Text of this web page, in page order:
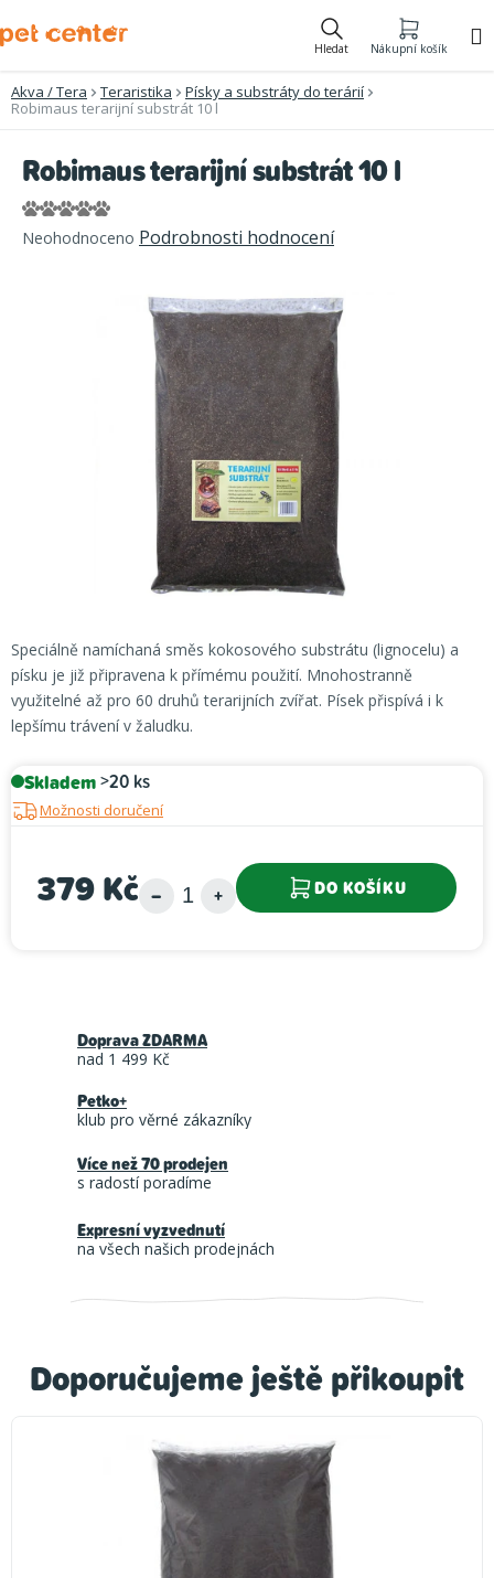
na
Hledat Nákupní košík
Akva / Tera Teraristika
Písky a substráty do terárií
Robimaus terarijní substrát 10 l
Speciálně namíchaná směs kokosového substrátu (lignocelu) a
písku je již připravena k přímému použití. Mnohostranně
využitelné až pro 60 druhů terarijních zvířat. Písek přispívá i k
lepšímu trávení v žaludku.
Skladem>20 ks
Možnosti doručení
379 Kč DO KOŠÍKU
Robimaus terarijní substrát 10 l
Průměrné
hodnocení
Neohodnoceno Podrobnosti hodnocení
Doporučujeme ještě přikoupit
Doprava ZDARMA
nad 1 499 Kč
Petko+
klub pro věrné zákazníky
Více než 70 prodejen
s radostí poradíme
Expresní vyzvednutí
na všech našich prodejnách